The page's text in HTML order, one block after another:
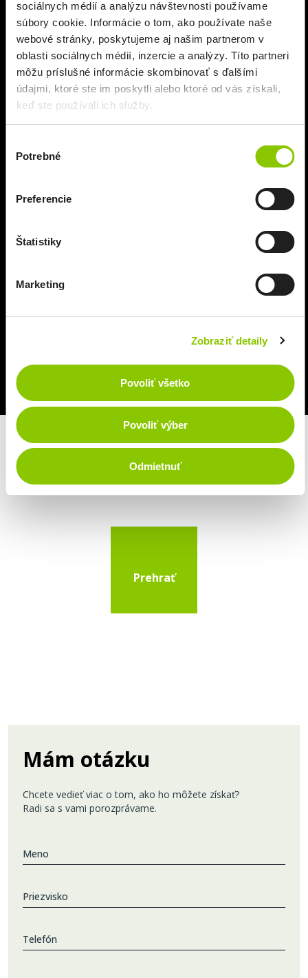
sociálnych médií a analýzu návštevnosti používame
súbory cookie. Informácie o tom, ako používate naše
webové stránky, poskytujeme aj našim partnerom v
oblasti sociálnych médií, inzercie a analýzy. Títo partneri
môžu príslušné informácie skombinovať s ďalšími
údajmi, ktoré ste im poskytli alebo ktoré od vás získali,
keď ste používali ich služby.
súhlasu
Potrebné
Preferencie
Štatistiky
Marketing
Zobraziť detaily
Povoliť všetko
Povoliť výber
Odmietnuť
Hľadáte flexibilné financovanie na svoje podnikateľské
zámery v agrosektore? S úverom FlexiAGRO vám
Prehrať
Mám otázku
Chcete vedieť viac o tom, ako ho môžete získať?
Radi sa s vami porozprávame.
Meno
Priezvisko
Telefón